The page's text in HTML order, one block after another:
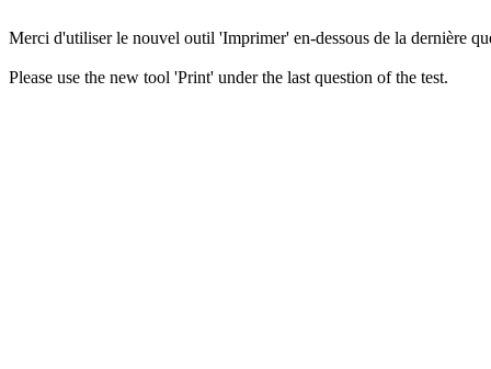
Merci d'utiliser le nouvel outil 'Imprimer' en-dessous de la dernière
Please use the new tool 'Print' under the last question of the test.